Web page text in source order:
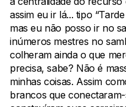
assim eu ir lá... tipo
mas eu não posso ir no
inúmeros mestres no
colheram ainda o que
precisa, sabe? Não é
minhas coisas. Assim
brancos que